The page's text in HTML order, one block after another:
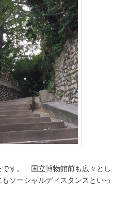
です。 国立博物館前も広々とし
ソーシャルディスタンスといっ